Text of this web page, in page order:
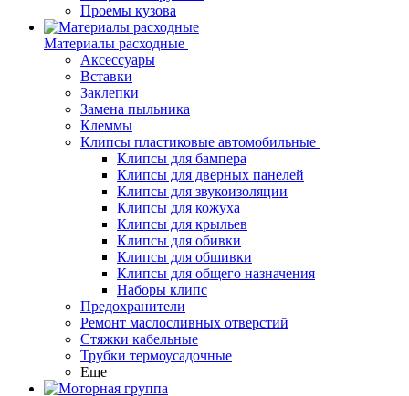
Проемы кузова
Материалы расходные
Аксессуары
Вставки
Заклепки
Замена пыльника
Клеммы
Клипсы пластиковые автомобильные
Клипсы для бампера
Клипсы для дверных панелей
Клипсы для звукоизоляции
Клипсы для кожуха
Клипсы для крыльев
Клипсы для обивки
Клипсы для обшивки
Клипсы для общего назначения
Наборы клипс
Предохранители
Ремонт маслосливных отверстий
Стяжки кабельные
Трубки термоусадочные
Еще